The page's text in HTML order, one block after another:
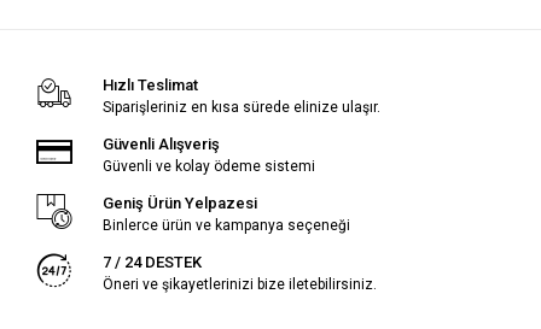
Hızlı Teslimat
Siparişleriniz en kısa sürede elinize ulaşır.
Güvenli Alışveriş
Güvenli ve kolay ödeme sistemi
Geniş Ürün Yelpazesi
Binlerce ürün ve kampanya seçeneği
7 / 24 DESTEK
Öneri ve şikayetlerinizi bize iletebilirsiniz.